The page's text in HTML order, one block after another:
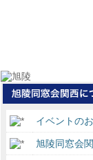
イベントの
旭陵同窓会